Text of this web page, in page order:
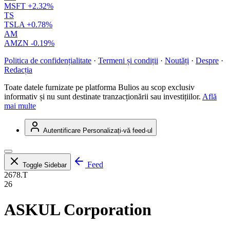
MSFT +2.32%
TS
TSLA +0.78%
AM
AMZN -0.19%
Politica de confidențialitate · Termeni și condiții · Noutăți · Despre ·
Redacția
Toate datele furnizate pe platforma Bulios au scop exclusiv
informativ și nu sunt destinate tranzacționării sau investițiilor. Află
mai multe
Autentificare Personalizați-vă feed-ul
Toggle Sidebar
Feed
2678.T
26
ASKUL Corporation